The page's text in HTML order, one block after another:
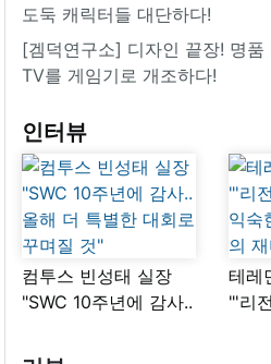
도둑 캐릭터들 대단하다!
[겜덕연구소] 디자인 끝장! 명품
TV를 게임기로 개조하다!
인터뷰
컴투스 빈성태 실장
"SWC 10주년에 감사..
꾸며질 것"
테레
"'리